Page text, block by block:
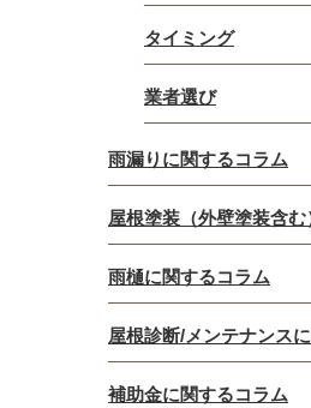
タイミング
業者選び
雨漏りに関するコラム
屋根塗装（外壁塗装含
雨樋に関するコラム
屋根診断/メンテナンス
補助金に関するコラム